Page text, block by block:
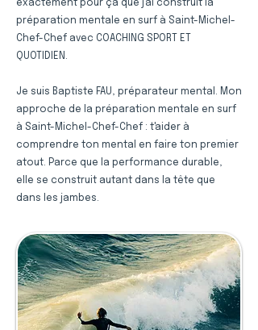
exactement pour ça que j'ai construit la
préparation mentale en surf à Saint-Michel-
Chef-Chef avec COACHING SPORT ET
QUOTIDIEN.
Je suis Baptiste FAU, préparateur mental. Mon
approche de la préparation mentale en surf
à Saint-Michel-Chef-Chef : t'aider à
comprendre ton mental en faire ton premier
atout. Parce que la performance durable,
elle se construit autant dans la tête que
dans les jambes.